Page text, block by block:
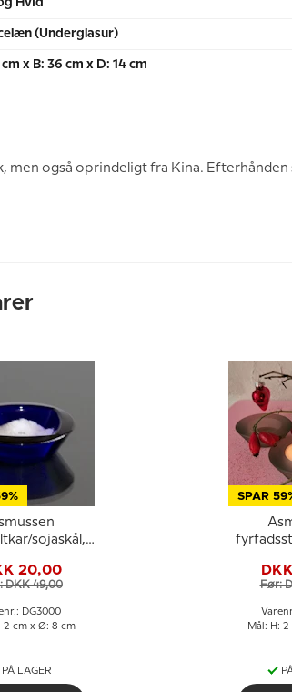
Hvid
(Underglasur)
cm x B: 36 cm x D: 14 cm
også oprindeligt fra Kina. Efterhånden
sojaskål,
20,00
DKK 49,00
DG3000
2 cm x Ø: 8 cm
PÅ LAGER
SPAR
Før:
Mål: H: